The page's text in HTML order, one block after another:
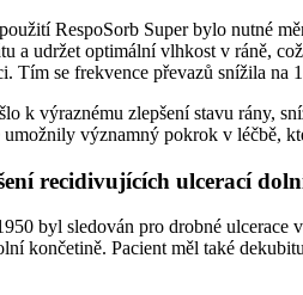
RespoSorb Super bylo nutné
a udržet optimální vlhkost v ráně,
Tím se frekvence převazů snížila
k výraznému zlepšení stavu rány,
umožnily významný pokrok v léčbě,
recidivujících ulcerací
byl sledován pro drobné
končetině. Pacient měl také